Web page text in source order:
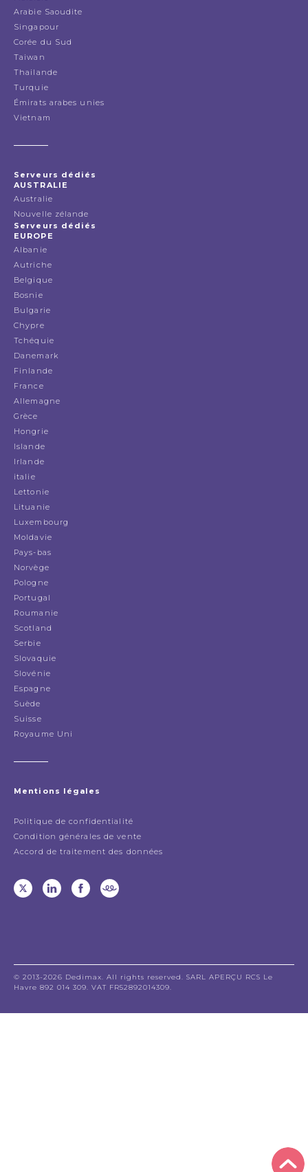
Arabie Saoudite
Singapour
Corée du Sud
Taiwan
Thailande
Turquie
Émirats arabes unies
Vietnam
Serveurs dédiés
AUSTRALIE
Australie
Nouvelle zélande
Serveurs dédiés
EUROPE
Albanie
Autriche
Belgique
Bosnie
Bulgarie
Chypre
Tchéquie
Danemark
Finlande
France
Allemagne
Grèce
Hongrie
Islande
Irlande
italie
Lettonie
Lituanie
Luxembourg
Moldavie
Pays-bas
Norvège
Pologne
Portugal
Roumanie
Scotland
Serbie
Slovaquie
Slovénie
Espagne
Suède
Suisse
Royaume Uni
Mentions légales
Politique de confidentialité
Condition générales de vente
Accord de traitement des données
© 2013-2026 Dedimax. All rights reserved. SARL APERÇU RCS Le
Havre 892 014 309. VAT FR52892014309.